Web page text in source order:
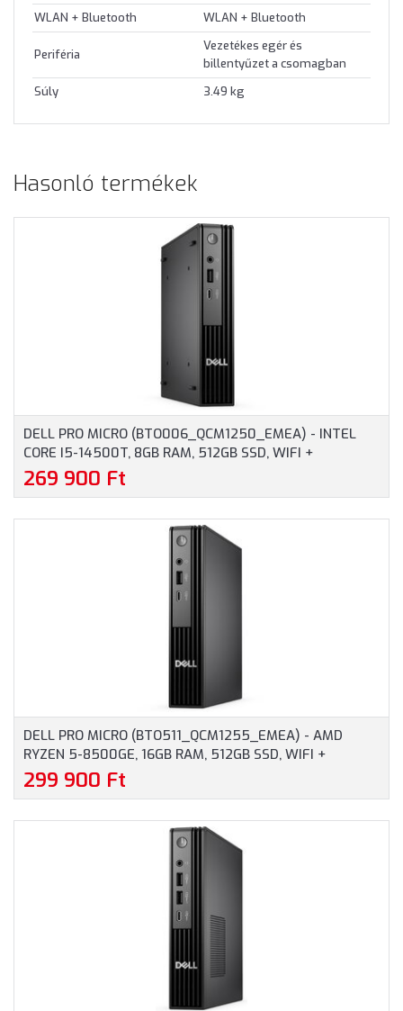
WLAN + Bluetooth WLAN + Bluetooth
Periféria
Vezetékes egér és
billentyűzet a csomagban
Súly
3.49 kg
Hasonló termékek
DELL PRO MICRO (BTO006_QCM1250_EMEA) - INTEL
CORE I5-14500T, 8GB RAM, 512GB SSD, WIFI +
BLUETOOTH, WINDOWS 11 PROFESSIONAL - MICRO
HÁZAS SZÁMÍTÓGÉP, 3 ÉV HELYSZÍNI GARANCIA
269 900 Ft
DELL PRO MICRO (BTO511_QCM1255_EMEA) - AMD
RYZEN 5-8500GE, 16GB RAM, 512GB SSD, WIFI +
BLUETOOTH, WINDOWS 11 PROFESSIONAL - MICRO
HÁZAS SZÁMÍTÓGÉP, 3 ÉV HELYSZÍNI GARANCIA
299 900 Ft